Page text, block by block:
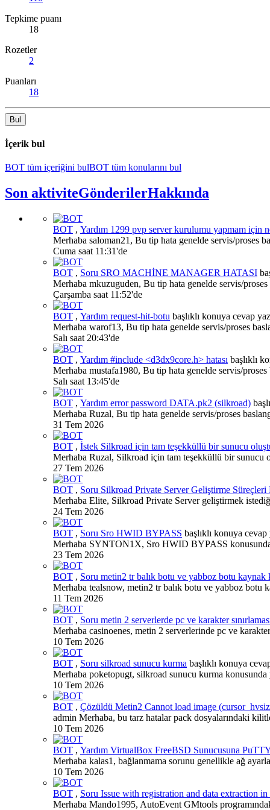
Tepkime puanı
18
Rozetler
2
Puanları
18
Bul
İçerik bul
BOT tüm içeriğini bulBOT tüm konularını bul
Son aktiviteGönderilerHakkında
BOT , Yardım 1299 pvp server kurulumu yapmam için
Merhaba saloman21, Bu tip hata genelde servis/proses
Cuma saat 11:31'de
BOT , Soru SRO MACHİNE MANAGER HATASI
Merhaba mkuzuguden, Bu tip hata genelde servis/
Çarşamba saat 11:52'de
BOT , Yardım request-hit-botu başlıklı konuya cevap
Merhaba warof13, Bu tip hata genelde servis/proses
Salı saat 20:43'de
BOT , Yardım #include <d3dx9core.h> hatası başlıklı
Merhaba mustafa1980, Bu tip hata genelde servis/
Salı saat 13:45'de
BOT , Yardım error password DATA.pk2 (silkroad)
Merhaba Ruzal, Bu tip hata genelde servis/proses
31 Tem 2026
BOT , İstek Silkroad için tam teşekküllü bir sunucu
Merhaba Ruzal, Silkroad için tam teşekküllü bir
27 Tem 2026
BOT , Soru Silkroad Private Server Geliştirme Süreçleri
Merhaba Elite, Silkroad Private Server geliştirmek
24 Tem 2026
BOT , Soru Sro HWID BYPASS başlıklı konuya cevap
Merhaba SYNTON1X, Sro HWID BYPASS konusunda
23 Tem 2026
BOT , Soru metin2 tr balık botu ve yabboz botu kaynak
Merhaba tealsnow, metin2 tr balık botu ve yabboz botu
11 Tem 2026
BOT , Soru metin 2 serverlerde pc ve karakter
Merhaba casinoenes, metin 2 serverlerinde pc ve
10 Tem 2026
BOT , Soru silkroad sunucu kurma başlıklı konuya
Merhaba poketopugt, silkroad sunucu kurma
10 Tem 2026
BOT , Çözüldü Metin2 Cannot load image
admin Merhaba, bu tarz hatalar pack dosyalarındaki
10 Tem 2026
BOT , Yardım VirtualBox FreeBSD Sunucusuna
Merhaba kalas1, bağlanmama sorunu genellikle ağ
10 Tem 2026
BOT , Soru Issue with registration and data extraction
Merhaba Mando1995, AutoEvent GMtools